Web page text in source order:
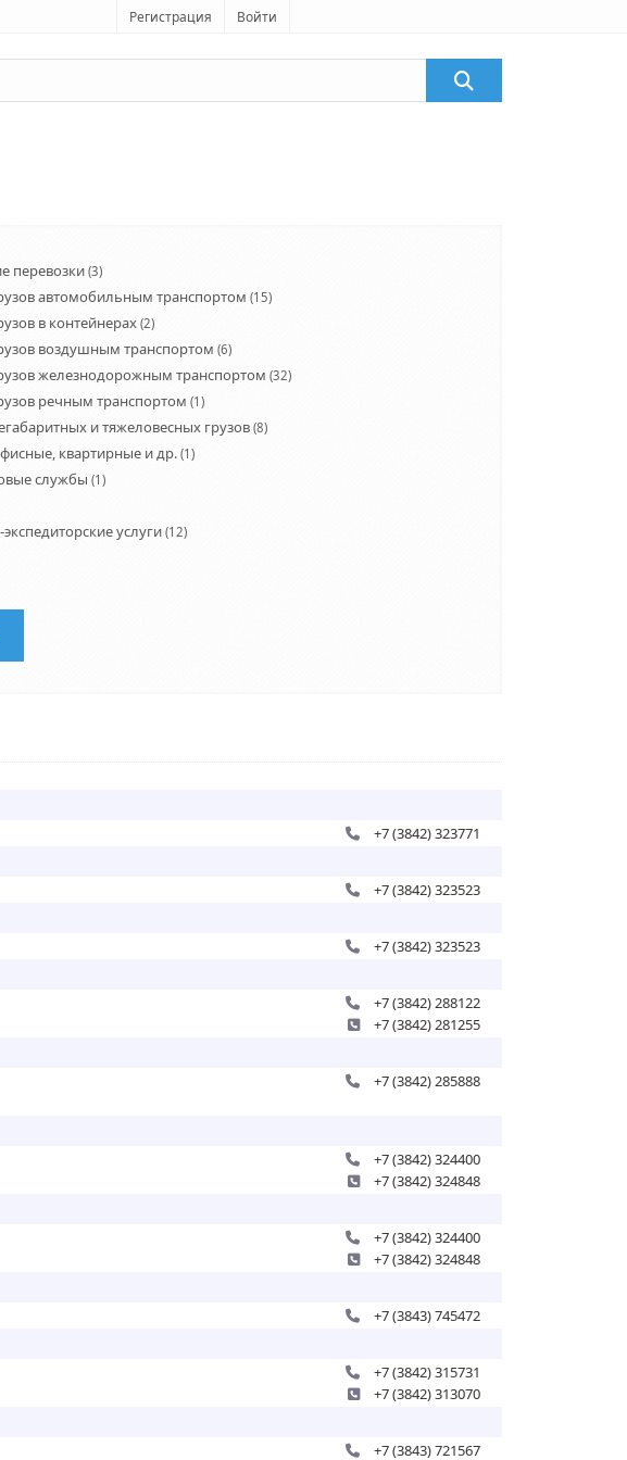
Регистрация Войти
перевозки(3)
автомобильным транспортом (15)
в контейнерах (2)
воздушным транспортом (6)
железнодорожным транспортом (32)
речным транспортом (1)
и тяжеловесных грузов(8)
квартирные и др.(1)
службы (1)
услуги(12)
+7 (3842) 323771
+7 (3842) 323523
+7 (3842) 323523
+7 (3842) 288122
+7 (3842) 281255
+7 (3842) 285888
+7 (3842) 324400
+7 (3842) 324848
+7 (3842) 324400
+7 (3842) 324848
+7 (3843) 745472
+7 (3842) 315731
+7 (3842) 313070
+7 (3843) 721567